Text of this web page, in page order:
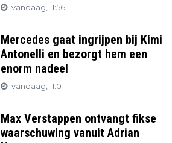
vandaag, 11:56
Mercedes gaat ingrijpen bij Kimi
Antonelli en bezorgt hem een
enorm nadeel
vandaag, 11:01
Max Verstappen ontvangt fikse
waarschuwing vanuit Adrian